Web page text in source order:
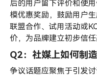
后的用户留下评价和使
模优惠奖励，鼓励用户
联盟合作、试用活动或
价，为品牌建立初步信任
Q2：社媒上如何制
争议话题应聚焦于引发